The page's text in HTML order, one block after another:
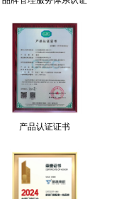
产品认证证书